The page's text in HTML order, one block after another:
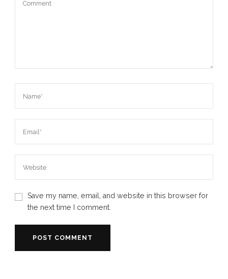
Save my name, email, and website in this browser for
the next time I comment.